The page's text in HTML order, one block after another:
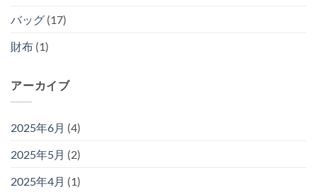
バッグ (17)
財布 (1)
アーカイブ
2025年6月 (4)
2025年5月 (2)
2025年4月 (1)